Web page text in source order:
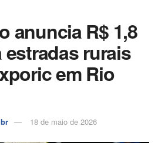
anuncia R$ 1,8
estradas rurais
em Rio
18 de maio de 2026